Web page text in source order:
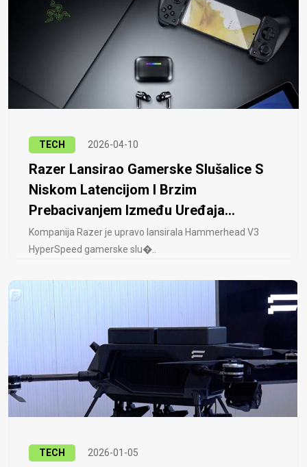
TECH 2026-04-10
Razer Lansirao Gamerske Slušalice S
Niskom Latencijom I Brzim
Prebacivanjem Između Uređaja...
Kompanija Razer je upravo lansirala Hammerhead V3
HyperSpeed ​​gamerske slu�..
TECH 2026-01-05